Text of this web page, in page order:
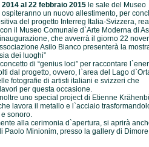
al 22 febbraio 2015 le sale del Museo
ospiteranno un nuovo allestimento, per
del progetto Interreg Italia-Svizzera,
il Museo Comunale d`Arte Moderna di
che avverrà il giorno 22
Asilo Bianco presenterà la
dei luoghi”
concetto di “genius loci” per raccontare
dal progetto, ovvero, l`area del Lago
fotografie di artisti italiani e svizzeri che
per questa occasione.
uno special project di Etienne
lavora il metallo e l`acciaio
sonoro.
alla cerimonia d`apertura, si aprirà
Paolo Minionim, presso la gallery di Dimore